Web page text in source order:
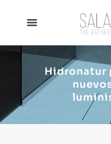
Hidronatur